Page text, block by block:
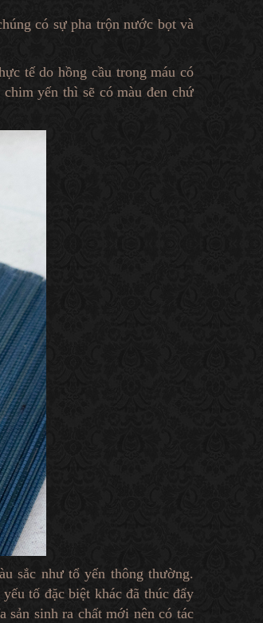
có sự pha trộn nước bọt và
tế do hồng cầu trong máu có
yến thì sẽ có màu đen chứ
sắc như tổ yến thông thường.
tố đặc biệt khác đã thúc đẩy
sản sinh ra chất mới nên có tác